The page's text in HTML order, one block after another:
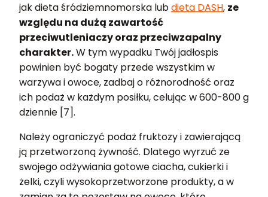
jak dieta śródziemnomorska lubdieta DASH, ze
względu na dużą zawartość
przeciwutleniaczy oraz przeciwzapalny
charakter.W tym wypadku Twój jadłospis
powinien być bogaty przede wszystkim w
warzywa i owoce, zadbaj o różnorodność oraz
ich podaż w każdym posiłku, celując w 600-800 g
dziennie [7].
Należy ograniczyć podaż fruktozy i zawierającą
ją przetworzoną żywność. Dlatego wyrzuć ze
swojego odżywiania gotowe ciacha, cukierki i
żelki, czyli wysokoprzetworzone produkty, a w